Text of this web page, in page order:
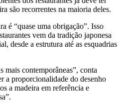
são recorrentes na maioria deles.
é “quase uma obrigação”. Isso
vem da tradição japonesa
desde a estrutura até as esquadrias
mais contemporâneas”, conta
a proporcionalidade do desenho
a madeira em referência e